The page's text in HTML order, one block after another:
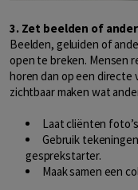
3. Zet beelden of
Beelden, geluiden of
open te breken. Mensen
horen dan op een directe
zichtbaar maken wat
Laat cliënten
Gebruik
gesprekstarter.
Maak samen een